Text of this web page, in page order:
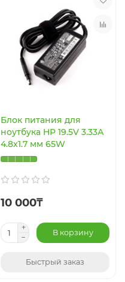
Блок питания для
ноутбука HP 19.5V 3.33А
4.8x1.7 мм 65W
10 000₸
В корзину
Быстрый заказ